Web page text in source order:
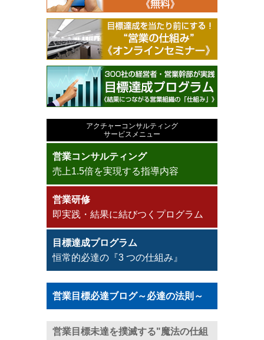
アクチャーコンサルティング
サービスメニュー
営業コンサルティング
売上1.5倍を実現する指導内容
営業研修
即実践・結果に結びつくプログラム
目標達成プログラム
恒常的必達の『3 つの仕組み』
営業目標必達ブログ～必達の法則～
営業目標未達を撲滅する"魔法の仕組